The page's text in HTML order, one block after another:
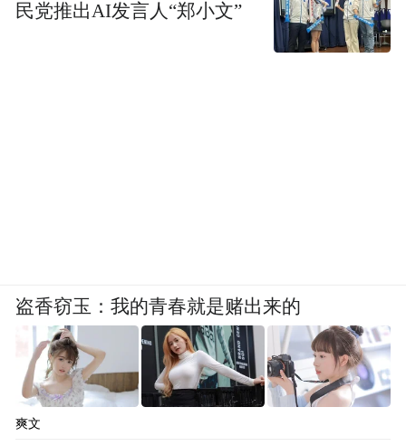
民党推出AI发言人“郑小文”
盗香窃玉：我的青春就是赌出来的
爽文